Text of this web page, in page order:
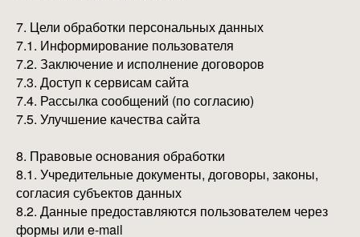
7. Цели обработки персональных данных
7.1. Информирование пользователя
7.2. Заключение и исполнение договоров
7.3. Доступ к сервисам сайта
7.4. Рассылка сообщений (по согласию)
7.5. Улучшение качества сайта
8. Правовые основания обработки
8.1. Учредительные документы, договоры, законы,
согласия субъектов данных
8.2. Данные предоставляются пользователем через
формы или e-mail